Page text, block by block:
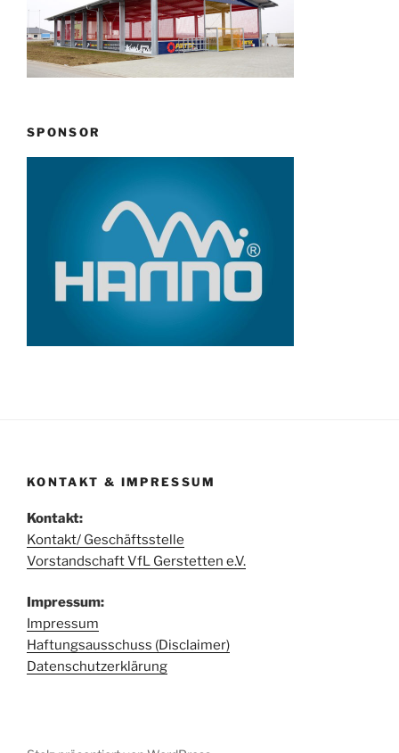
SPONSOR
KONTAKT & IMPRESSUM
Kontakt:
Kontakt/ Geschäftsstelle
Vorstandschaft VfL Gerstetten e.V.
Impressum:
Impressum
Haftungsausschuss (Disclaimer)
Datenschutzerklärung